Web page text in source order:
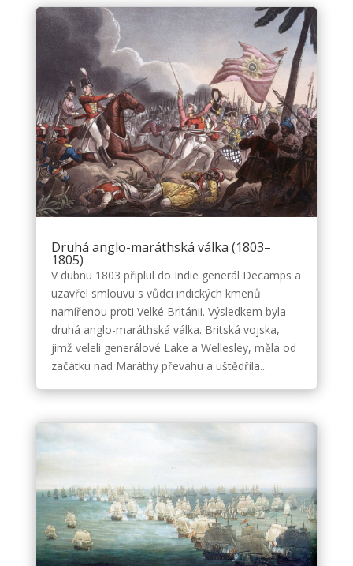
Druhá anglo-maráthská válka (1803–
1805)
V dubnu 1803 připlul do Indie generál Decamps a
uzavřel smlouvu s vůdci indických kmenů
namířenou proti Velké Británii. Výsledkem byla
druhá anglo-maráthská válka. Britská vojska,
jimž veleli generálové Lake a Wellesley, měla od
začátku nad Maráthy převahu a uštědřila...